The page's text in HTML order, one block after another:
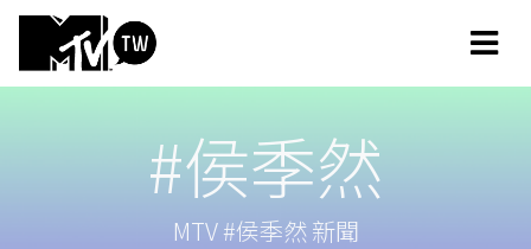
#侯季然
MTV #侯季然 新聞